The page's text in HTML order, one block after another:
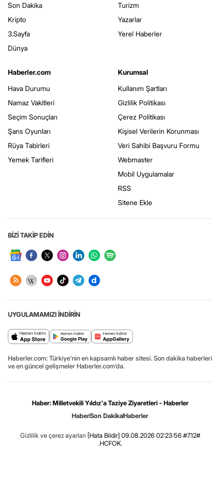
Son Dakika
Kripto
3.Sayfa
Dünya
Turizm
Yazarlar
Yerel Haberler
Haberler.com
Hava Durumu
Namaz Vakitleri
Seçim Sonuçları
Şans Oyunları
Rüya Tabirleri
Yemek Tarifleri
Kurumsal
Kullanım Şartları
Gizlilik Politikası
Çerez Politikası
Kişisel Verilerin Korunması
Veri Sahibi Başvuru Formu
Webmaster
Mobil Uygulamalar
RSS
Sitene Ekle
BİZİ TAKİP EDİN
UYGULAMAMIZI İNDİRİN
Haberler.com: Türkiye’nin en kapsamlı haber sitesi. Son dakika haberleri
ve en güncel gelişmeler Haberler.com’da.
Haber: Milletvekili Yıldız'a Taziye Ziyaretleri - Haberler
HaberSon DakikaHaberler
Gizlilik ve çerez ayarları [Hata Bildir] 09.08.2026 02:23:56 #7.12#
.HCFOK.